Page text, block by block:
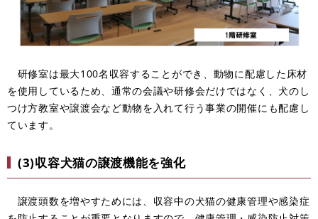
研修室は最大100名収容することができ、動物に配慮した床材
を使用しているため、通常の会議や研修会だけではなく、犬のし
つけ方教室や譲渡会など動物を入れて行う事業の開催にも配慮し
ています。
(3)収容犬猫の譲渡機能を強化
譲渡頭数を増やすためには、収容中の犬猫の健康管理や感染症